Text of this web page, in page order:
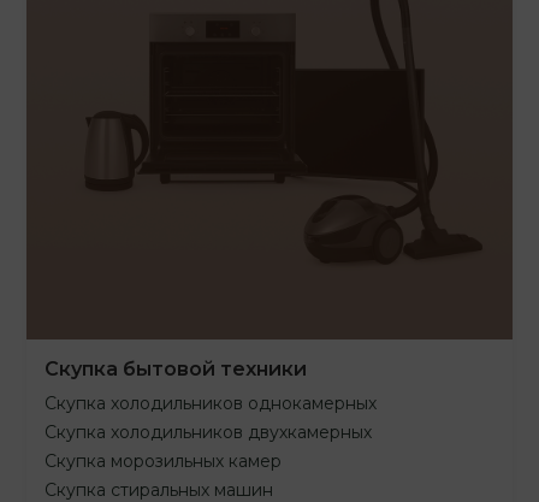
Скупка бытовой техники
Скупка холодильников однокамерных
Скупка холодильников двухкамерных
Скупка морозильных камер
Скупка стиральных машин